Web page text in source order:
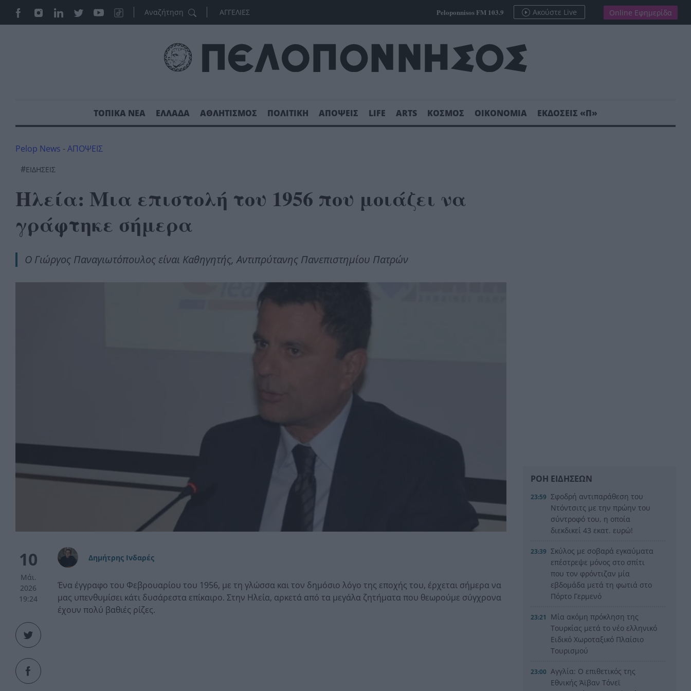
ΑΓΓΕΛΙΕΣ Peloponnisos FM 103.9 Ακούστε Live Online Εφημερίδα
ΤΟΠΙΚΑ ΝΕΑ ΕΛΛΑΔΑ ΑΘΛΗΤΙΣΜΟΣ ΠΟΛΙΤΙΚΗ ΑΠΟΨΕΙΣ LIFE ARTS ΚΟΣΜΟΣ ΟΙΚΟΝΟΜΙΑ ΕΚΔΟΣΕΙΣ «Π»
Pelop News -ΑΠΟΨΕΙΣ
#ΕΙΔΗΣΕΙΣ
Ηλεία: Μια επιστολή του 1956 που μοιάζει να
γράφτηκε σήμερα
O Γιώργος Παναγιωτόπουλος είναι Καθηγητής,Αντιπρύτανης Πανεπιστημίου Πατρών
10
Μάι.
2026
19:24
Δημήτρης Ινδαρές
Ένα έγγραφο του Φεβρουαρίου του 1956, με τη γλώσσα και τον δημόσιο λόγο της εποχής του, έρχεται σήμερα να
μας υπενθυμίσει κάτι δυσάρεστα επίκαιρο. Στην Ηλεία, αρκετά από τα μεγάλα ζητήματα που θεωρούμε σύγχρονα
έχουν πολύ βαθιές ρίζες.
ΡΟΗ ΕΙΔΗΣΕΩΝ
23:59 Σφοδρή αντιπαράθεση του
Ντόντσιτς με την πρώην του
σύντροφό του, η οποία
διεκδικεί 43 εκατ. ευρώ!
23:39 Σκύλος με σοβαρά εγκαύματα
επέστρεψε μόνος στο σπίτι
που τον φρόντιζαν μία
εβδομάδα μετά τη φωτιά στο
Πόρτο Γερμενό
23:21
Μία ακόμη πρόκληση της
Τουρκίας μετά το νέο ελληνικό
Ειδικό Χωροταξικό Πλαίσιο
Τουρισμού
23:00 Αγγλία: Ο επιθετικός της
Εθνικής Άϊβαν Τόνεϊ